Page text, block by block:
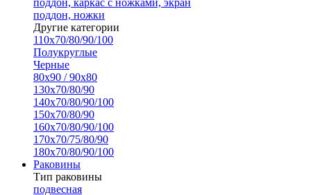
поддон, каркас с ножками, экран
поддон, ножки
Другие категории
110х70/80/90/100
Полукруглые
Черные
80х90 / 90х80
130х70/80/90
140х70/80/90/100
150х70/80/90
160х70/80/90/100
170х70/75/80/90
180х70/80/90/100
Раковины
Тип раковины
подвесная